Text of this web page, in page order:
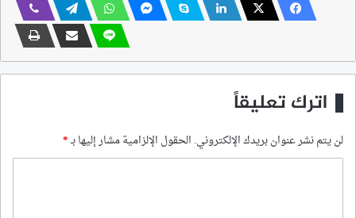
اترك تعليقاً
لن يتم نشر عنوان بريدك الإلكتروني. الحقول الإلزامية مشار إليها بـ*